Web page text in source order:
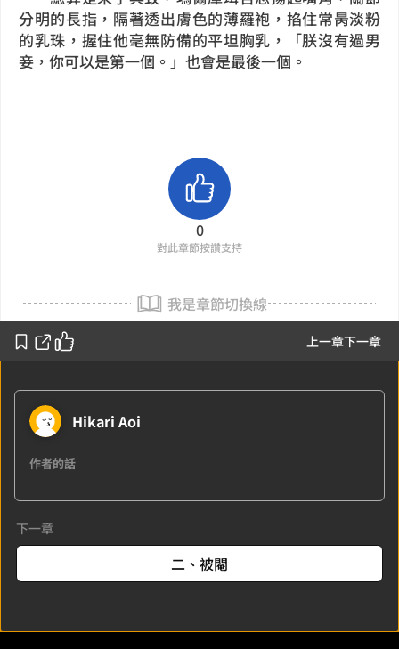
上一章下一章
分明的長指，隔著透出膚色的薄羅袍，掐住常昺淡粉
的乳珠，握住他毫無防備的平坦胸乳，「朕沒有過男
妾，你可以是第一個。」也會是最後一個。
0
對此章節按讚支持
我是章節切換線
Hikari Aoi
作者的話
下一章
二、被閹